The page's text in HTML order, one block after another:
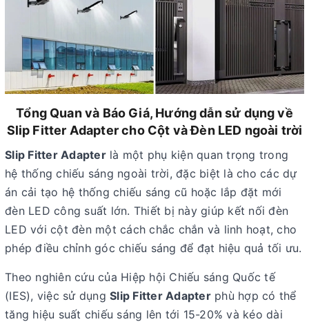
Tổng Quan và Báo Giá, Hướng dẫn sử dụng về
Slip Fitter Adapter cho Cột và Đèn LED ngoài trời
Slip Fitter Adapterlà một phụ kiện quan trọng trong
hệ thống chiếu sáng ngoài trời, đặc biệt là cho các dự
án cải tạo hệ thống chiếu sáng cũ hoặc lắp đặt mới
đèn LED công suất lớn. Thiết bị này giúp kết nối đèn
LED với cột đèn một cách chắc chắn và linh hoạt, cho
phép điều chỉnh góc chiếu sáng để đạt hiệu quả tối ưu.
Theo nghiên cứu của Hiệp hội Chiếu sáng Quốc tế
(IES), việc sử dụng Slip Fitter Adapterphù hợp có thể
tăng hiệu suất chiếu sáng lên tới 15-20% và kéo dài